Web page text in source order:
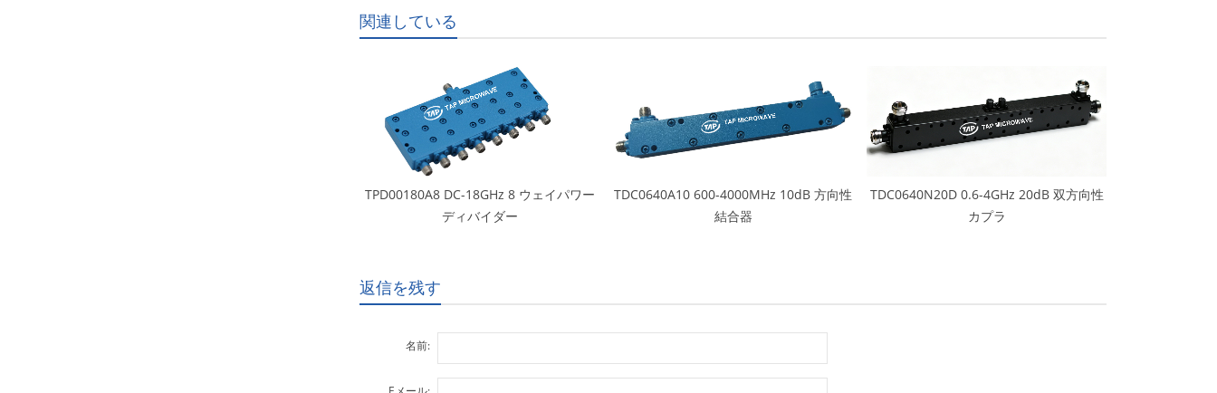
関連している
TPD00180A8 DC-18GHz 8 ウェイパワー
ディバイダー
TDC0640A10 600-4000MHz 10dB 方向性
結合器
TDC0640N20D 0.6-4GHz 20dB 双方向性
カプラ
返信を残す
名前: